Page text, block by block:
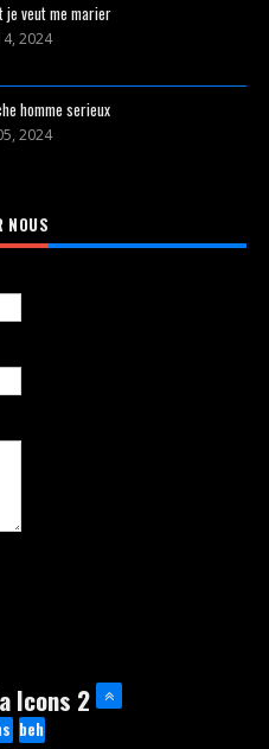
je veut me marier
2024
homme serieux
2024
NOUS
Icons 2
beh